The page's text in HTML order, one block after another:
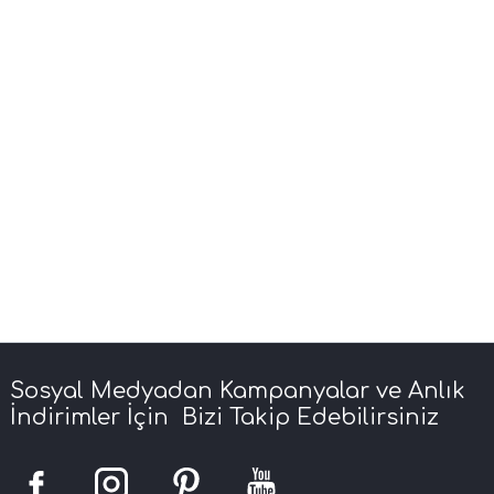
Sosyal Medyadan Kampanyalar ve Anlık
İndirimler İçin Bizi Takip Edebilirsiniz